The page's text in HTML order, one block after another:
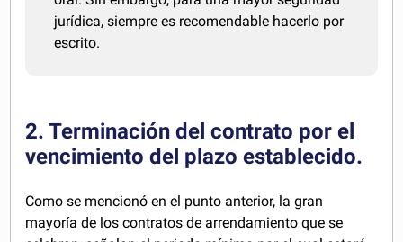
jurídica, siempre es recomendable hacerlo por
escrito.
2. Terminación del contrato por el
vencimiento del plazo establecido.
Como se mencionó en el punto anterior, la gran
mayoría de los contratos de arrendamiento que se